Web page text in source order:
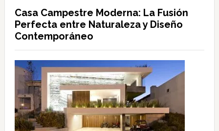
Casa Campestre Moderna: La Fusión
Perfecta entre Naturaleza y Diseño
Contemporáneo